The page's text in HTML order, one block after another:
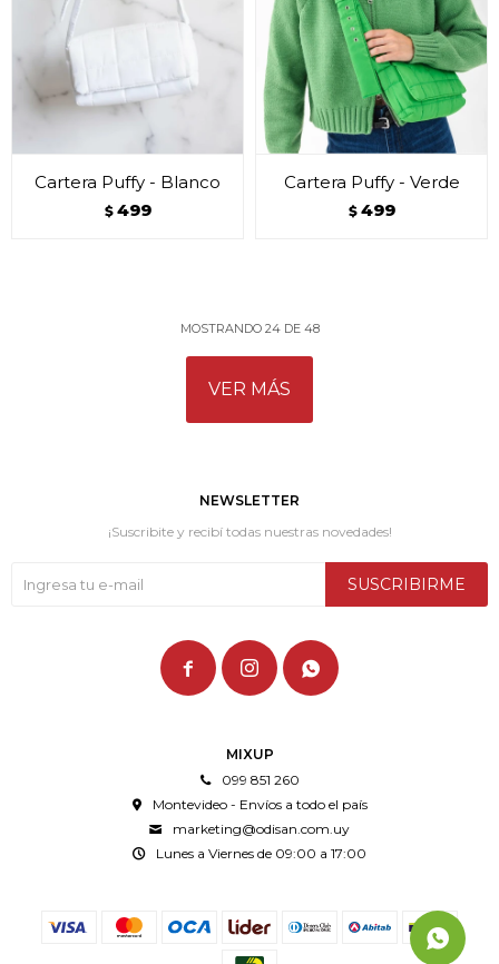
Cartera Puffy - Blanco
$ 499
Cartera Puffy - Verde
$ 499
MOSTRANDO 24DE 48
VER MÁS
MIXUP
099 851 260
Montevideo - Envíos a todo el país
marketing@odisan.com.uy
Lunes a Viernes de 09:00 a 17:00
NEWSLETTER
¡Suscribite y recibí todas nuestras novedades!
SUSCRIBIRME
  